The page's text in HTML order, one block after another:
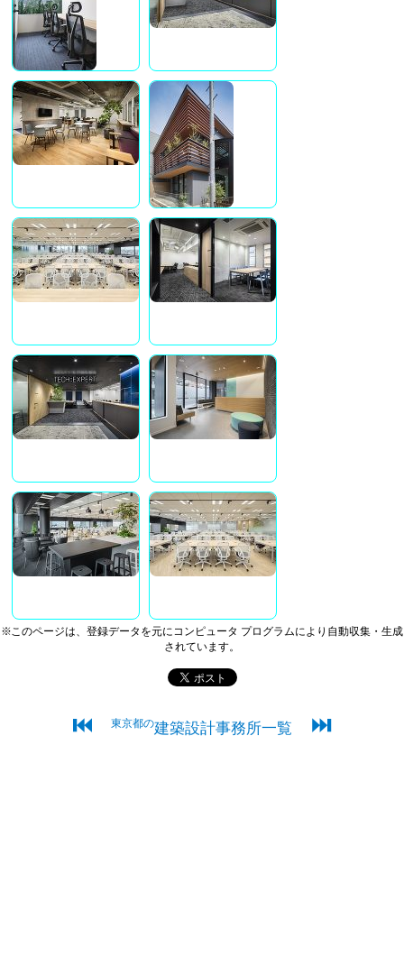
※このページは、登録データを元にコンピュータ プログラムにより自動収集・生成
されています。
⏮ 東京都の建築設計事務所一覧 ⏭